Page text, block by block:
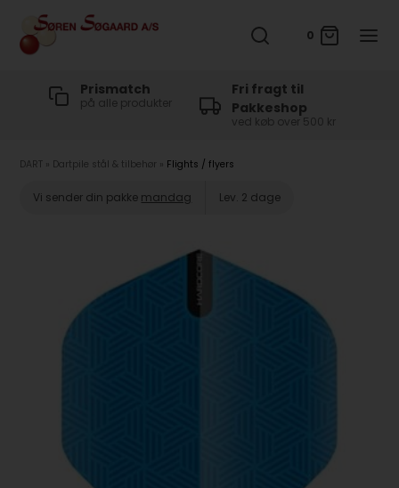
0
Prismatch
på alle produkter
Fri fragt til
Pakkeshop
ved køb over 500 kr
DART Dartpile stål & tilbehør Flights / flyers
Vi sender din pakke mandag Lev. 2 dage